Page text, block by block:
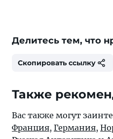
Делитесь тем, что
Скопировать ссылку
Также
Вас также могут
Франция, Германия,